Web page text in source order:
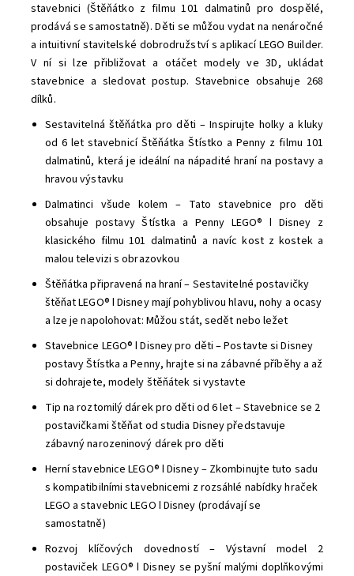
stavebnici (Štěňátko z filmu 101 dalmatinů pro dospělé,
prodává se samostatně). Děti se můžou vydat na nenáročné
a intuitivní stavitelské dobrodružství s aplikací LEGO Builder.
V ní si lze přibližovat a otáčet modely ve 3D, ukládat
stavebnice a sledovat postup. Stavebnice obsahuje 268
dílků.
Sestavitelná štěňátka pro děti – Inspirujte holky a kluky
od 6 let stavebnicí Štěňátka Štístko a Penny z filmu 101
dalmatinů, která je ideální na nápadité hraní na postavy a
hravou výstavku
Dalmatinci všude kolem – Tato stavebnice pro děti
obsahuje postavy Štístka a Penny LEGO® ǀ Disney z
klasického filmu 101 dalmatinů a navíc kost z kostek a
malou televizi s obrazovkou
Štěňátka připravená na hraní – Sestavitelné postavičky
štěňat LEGO® ǀ Disney mají pohyblivou hlavu, nohy a ocasy
a lze je napolohovat: Můžou stát, sedět nebo ležet
Stavebnice LEGO® ǀ Disney pro děti – Postavte si Disney
postavy Štístka a Penny, hrajte si na zábavné příběhy a až
si dohrajete, modely štěňátek si vystavte
Tip na roztomilý dárek pro děti od 6 let – Stavebnice se 2
postavičkami štěňat od studia Disney představuje
zábavný narozeninový dárek pro děti
Herní stavebnice LEGO® ǀ Disney – Zkombinujte tuto sadu
s kompatibilními stavebnicemi z rozsáhlé nabídky hraček
LEGO a stavebnic LEGO ǀ Disney (prodávají se
samostatně)
Rozvoj klíčových dovedností – Výstavní model 2
postaviček LEGO® ǀ Disney se pyšní malými doplňkovými